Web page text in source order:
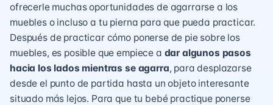
ofrecerle muchas oportunidades de agarrarse a los
muebles o incluso a tu pierna para que pueda practicar.
Después de practicar cómo ponerse de pie sobre los
muebles, es posible que empiece a dar algunos pasos
hacia los lados mientras se agarra, para desplazarse
desde el punto de partida hasta un objeto interesante
situado más lejos. Para que tu bebé practique ponerse